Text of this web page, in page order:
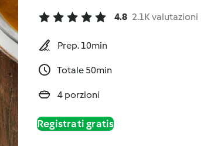
4.8 2.1K valutazioni
Prep. 10min
Totale 50min
4 porzioni
Registrati gratis